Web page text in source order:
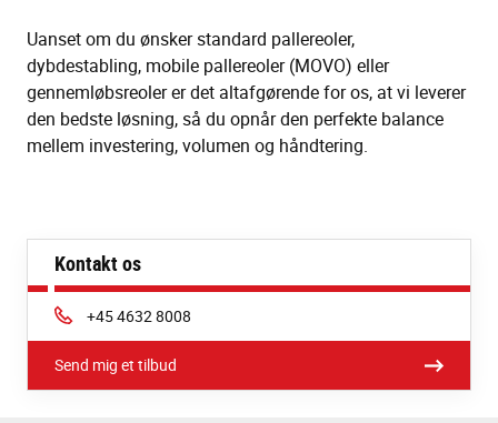
Uanset om du ønsker standard pallereoler,
dybdestabling, mobile pallereoler (MOVO) eller
gennemløbsreoler er det altafgørende for os, at vi leverer
den bedste løsning, så du opnår den perfekte balance
mellem investering, volumen og håndtering.
Kontakt os
Phone:
+45 4632 8008
Send mig et tilbud